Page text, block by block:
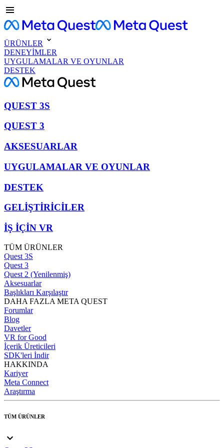
ÜRÜNLER
DENEYİMLER
UYGULAMALAR VE OYUNLAR
DESTEK
QUEST 3S
QUEST 3
AKSESUARLAR
UYGULAMALAR VE OYUNLAR
DESTEK
GELİŞTİRİCİLER
İŞ İÇİN VR
TÜM ÜRÜNLER
Quest 3S
Quest 3
Quest 2 (Yenilenmiş)
Aksesuarlar
Başlıkları Karşılaştır
DAHA FAZLA META QUEST
Forumlar
Blog
Davetler
VR for Good
İçerik Üreticileri
SDK'leri İndir
HAKKINDA
Kariyer
Meta Connect
Araştırma
TÜM ÜRÜNLER